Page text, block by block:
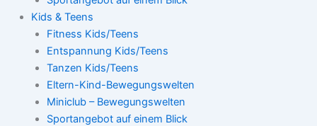
Kids & Teens
Fitness Kids/Teens
Entspannung Kids/Teens
Tanzen Kids/Teens
Eltern-Kind-Bewegungswelten
Miniclub – Bewegungswelten
Sportangebot auf einem Blick